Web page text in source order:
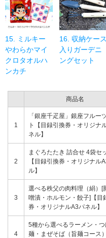
15. ミルキー
やわらかマイ
クロタオルハ
ンカチ
16. 収納ケース
入りガーデニ
ングセット
商品名
1
「銀座千疋屋」銀座フルー
ト【目録引換券・オリジナ
ネル】
2
まぐろたたき 詰合せ 4袋セ
【目録引換券・オリジナル
ル】
3
選べる秩父の肉料理（絹）[
噌漬・ホルモン・餃子]【目
券・オリジナルA3パネル】
4
5種から選べるラーメン・つ
麺・まぜそば（旨麺コース